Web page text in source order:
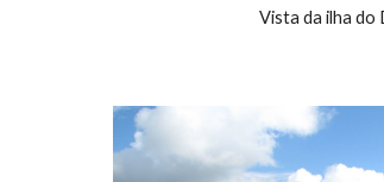
Vista da ilha do